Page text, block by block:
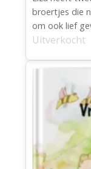
broertjes die
om ook lief
Uitverkocht